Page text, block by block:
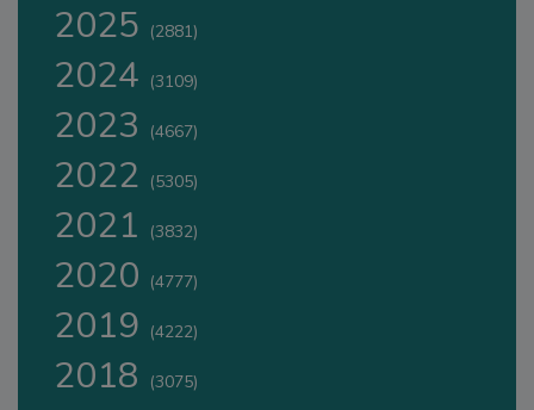
2025 (2881)
2024 (3109)
2023 (4667)
2022 (5305)
2021 (3832)
2020 (4777)
2019 (4222)
2018 (3075)